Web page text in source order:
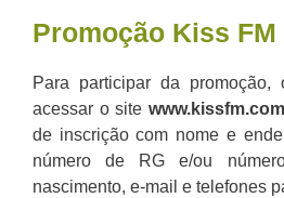
Promoção Kiss FM
Para participar da promoção,
acessar o site
de inscrição com nome e
número de RG e/ou
nascimento, e-mail e telefones